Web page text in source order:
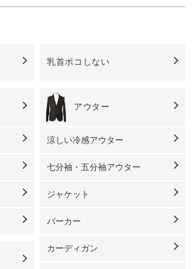
乳首ポコしない
アウター
涼しい冷感アウター
七分袖・五分袖アウター
ジャケット
パーカー
カーディガン